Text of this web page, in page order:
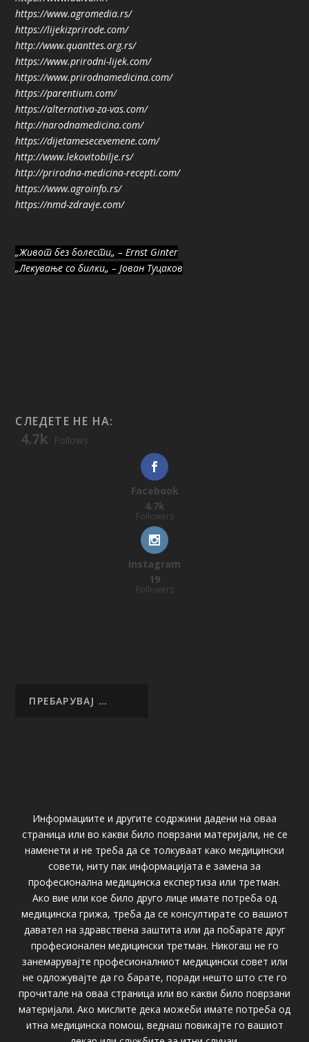
https://www.agromedia.rs/
https://lijekizprirode.com/
http://www.quanttes.org.rs/
https://www.prirodni-lijek.com/
https://www.prirodnamedicina.com/
https://parentium.com/
https://alternativa-za-vas.com/
http://narodnamedicina.com/
https://dijetamesecevemene.com/
http://www.lekovitobilje.rs/
http://prirodna-medicina-recepti.com/
https://www.agroinfo.rs/
https://nmd-zdravje.com/
„Живот без болести„ – Ernst Ginter
„Лекување со билки„ – Јован Туцаков
СЛЕДЕТЕ НЕ НА:
4.7k Follows
Facebook
4.7k
Followers
Instagram
19
Followers
Информациите и другите содржини дадени на оваа
страница или во какви било поврзани материјали, не се
наменети и не треба да се толкуваат како медицински
совети, ниту пак информацијата е замена за
професионална медицинска експертиза или третман.
Ако вие или кое било друго лице имате потреба од
медицинска грижа, треба да се консултирате со вашиот
давател на здравствена заштита или да побарате друг
професионален медицински третман. Никогаш не го
занемарувајте професионалниот медицински совет или
не одложувајте да го барате, поради нешто што сте го
прочитале на оваа страница или во какви било поврзани
материјали. Ако мислите дека можеби имате потреба од
итна медицинска помош, веднаш повикајте го вашиот